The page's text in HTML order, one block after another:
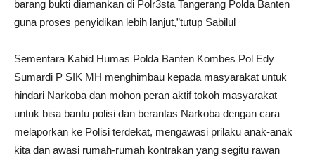
barang bukti diamankan di Polr3sta Tangerang Polda Banten
guna proses penyidikan lebih lanjut,”tutup Sabilul
Sementara Kabid Humas Polda Banten Kombes Pol Edy
Sumardi P SIK MH menghimbau kepada masyarakat untuk
hindari Narkoba dan mohon peran aktif tokoh masyarakat
untuk bisa bantu polisi dan berantas Narkoba dengan cara
melaporkan ke Polisi terdekat, mengawasi prilaku anak-anak
kita dan awasi rumah-rumah kontrakan yang segitu rawan